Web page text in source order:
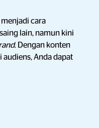
cara
lain, namun kini
. Dengan konten
Anda dapat